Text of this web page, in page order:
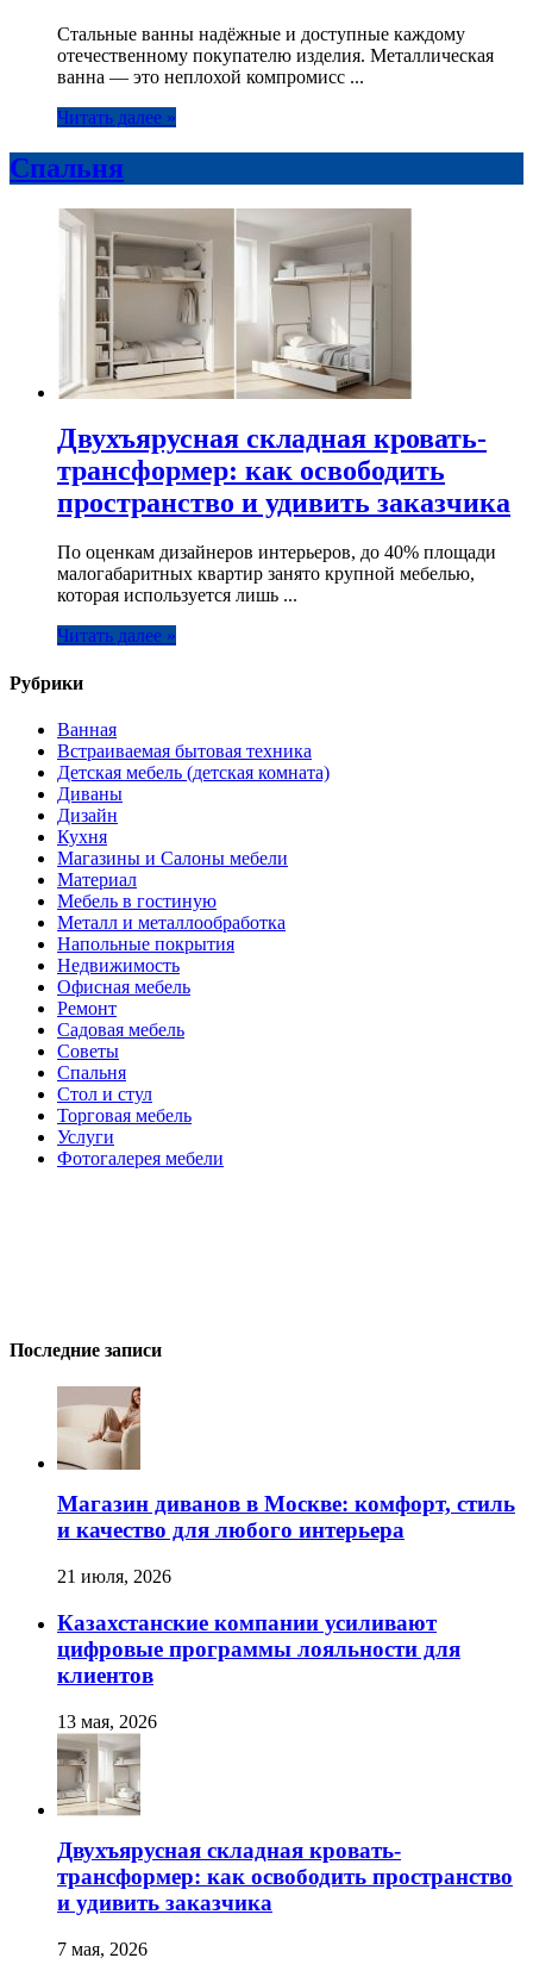
Стальные ванны надёжные и доступные каждому
отечественному покупателю изделия. Металлическая
ванна — это неплохой компромисс ...
Читать далее »
Спальня
Двухъярусная складная кровать-
трансформер: как освободить
пространство и удивить заказчика
По оценкам дизайнеров интерьеров, до 40% площади
малогабаритных квартир занято крупной мебелью,
которая используется лишь ...
Читать далее »
Рубрики
Ванная
Встраиваемая бытовая техника
Детская мебель (детская комната)
Диваны
Дизайн
Кухня
Магазины и Салоны мебели
Материал
Мебель в гостиную
Металл и металлообработка
Напольные покрытия
Недвижимость
Офисная мебель
Ремонт
Садовая мебель
Советы
Спальня
Стол и стул
Торговая мебель
Услуги
Фотогалерея мебели
Последние записи
Магазин диванов в Москве: комфорт, стиль
и качество для любого интерьера
21 июля, 2026
Казахстанские компании усиливают
цифровые программы лояльности для
клиентов
13 мая, 2026
Двухъярусная складная кровать-
трансформер: как освободить пространство
и удивить заказчика
7 мая, 2026